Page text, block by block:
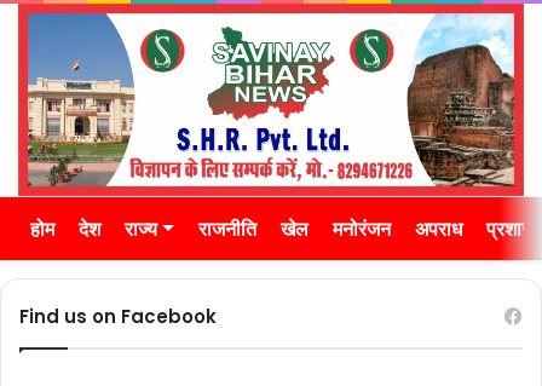
होम देश राज्य राजनीति खेल मनोरंजन अपराध
Find us on Facebook